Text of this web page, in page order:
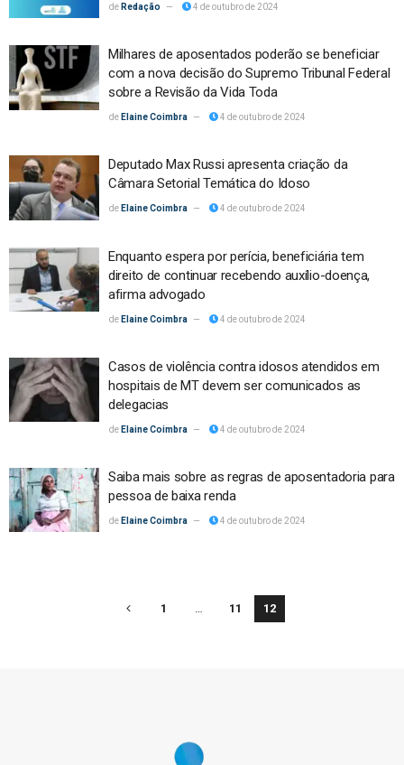
Redação 4 de outubro de 2024
Milhares de aposentados poderão se beneficiar
com a nova decisão do Supremo Tribunal Federal
sobre a Revisão da Vida Toda
Elaine Coimbra 4 de outubro de 2024
Deputado Max Russi apresenta criação da
Câmara Setorial Temática do Idoso
Elaine Coimbra 4 de outubro de 2024
Enquanto espera por perícia, beneficiária tem
direito de continuar recebendo auxílio-doença,
afirma advogado
Elaine Coimbra 4 de outubro de 2024
Casos de violência contra idosos atendidos em
hospitais de MT devem ser comunicados as
delegacias
Elaine Coimbra 4 de outubro de 2024
Saiba mais sobre as regras de aposentadoria para
pessoa de baixa renda
Elaine Coimbra 4 de outubro de 2024
1 … 11 12